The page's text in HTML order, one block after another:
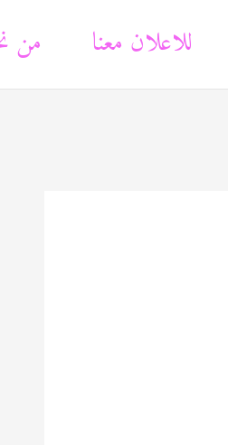
للاعلان معنا من